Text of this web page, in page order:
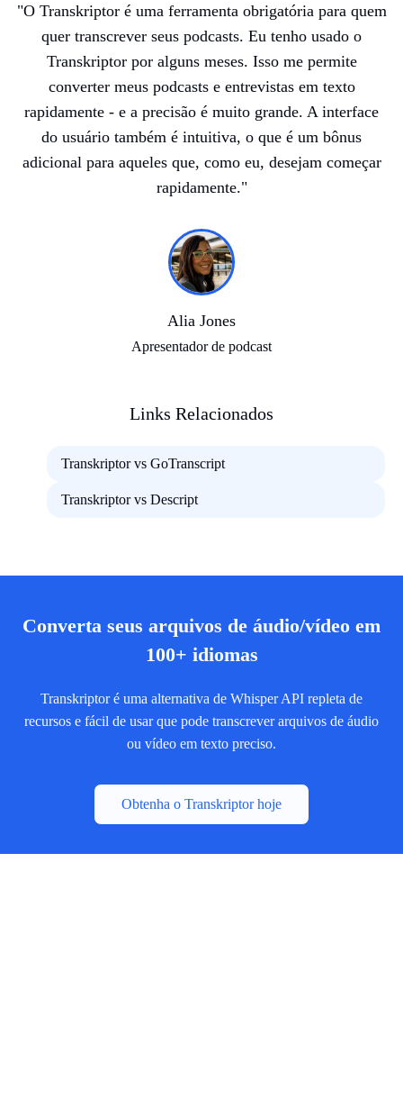
"O Transkriptor é uma ferramenta obrigatória para quem
quer transcrever seus podcasts. Eu tenho usado o
Transkriptor por alguns meses. Isso me permite
converter meus podcasts e entrevistas em texto
rapidamente - e a precisão é muito grande. A interface
do usuário também é intuitiva, o que é um bônus
adicional para aqueles que, como eu, desejam começar
rapidamente."
Alia Jones
Apresentador de podcast
Links Relacionados
Transkriptor vs GoTranscript
Transkriptor vs Descript
Converta seus arquivos de áudio/vídeo em
100+ idiomas
Transkriptor é uma alternativa de Whisper API repleta de
recursos e fácil de usar que pode transcrever arquivos de áudio
ou vídeo em texto preciso.
Obtenha o Transkriptor hoje